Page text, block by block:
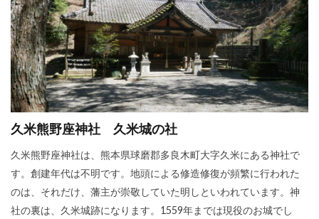
久米熊野座神社 久米城の社
久米熊野座神社は、熊本県球磨郡多良木町大字久米にある神社で
す。創建年代は不明です。地頭による修造修復が頻繁に行われた
のは、それだけ、藩主が崇敬していた明しといわれています。神
社の裏は、久米城跡になります。1559年までは現役のお城でし